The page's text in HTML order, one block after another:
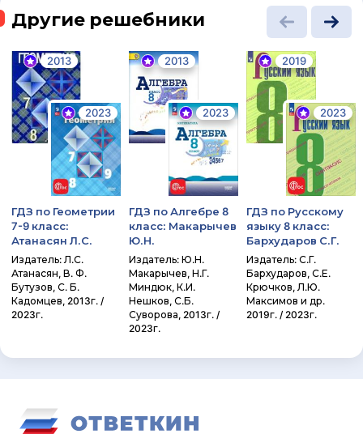
Другие решебники
2013
2023
ГДЗ по Геометрии
7-9 класс:
Атанасян Л.С.
Издатель: Л.С.
Атанасян, В. Ф.
Бутузов, С. Б.
Кадомцев, 2013г. /
2023г.
2013
2023
ГДЗ по Алгебре 8
класс: Макарычев
Ю.Н.
Издатель: Ю.Н.
Макарычев, Н.Г.
Миндюк, К.И.
Нешков, С.Б.
Суворова, 2013г. /
2023г.
2019
2023
ГДЗ по Русскому
языку 8 класс:
Бархударов С.Г.
Издатель: С.Г.
Бархударов, С.Е.
Крючков, Л.Ю.
Максимов и др.
2019г. / 2023г.